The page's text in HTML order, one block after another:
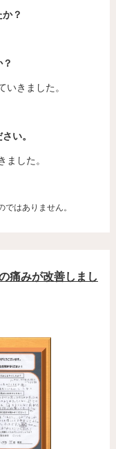
？
きました。
い。
した。
はありません。
痛みが改善しまし